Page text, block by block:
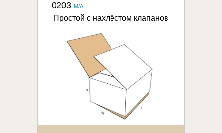
0203 M/A
Простой с нахлёстом клапанов